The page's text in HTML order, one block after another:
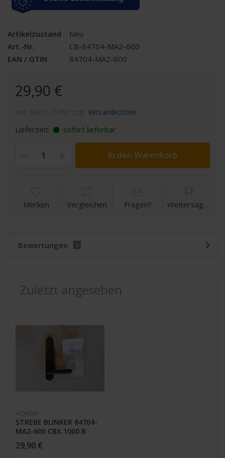
Artikelzustand
Neu
Art.-Nr.
CB-84704-MA2-600
EAN / GTIN
84704-MA2-600
29,90 €
Versandkosten
Lieferzeit: sofort lieferbar
In den Warenkorb
Merken Vergleichen Fragen? Weitersagen
Bewertungen 0
Zuletzt angesehen
HONDA
STREBE BLINKER 84704-
MA2-600 CBX 1000 B
29,90 €